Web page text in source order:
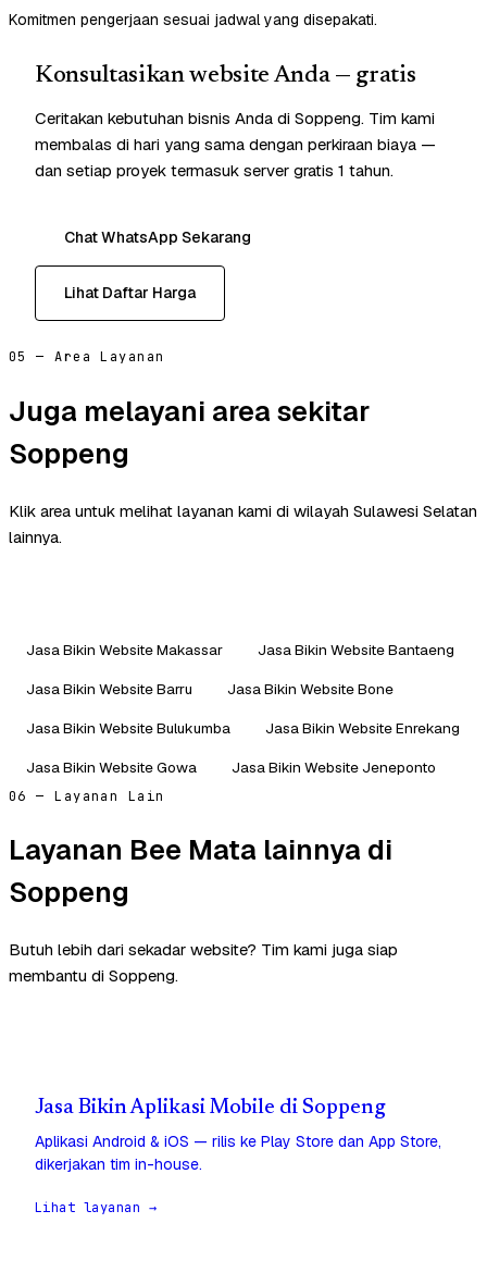
Komitmen pengerjaan sesuai jadwal yang disepakati.
Konsultasikan website Anda — gratis
Ceritakan kebutuhan bisnis Anda di Soppeng. Tim kami
membalas di hari yang sama dengan perkiraan biaya —
dan setiap proyek termasuk server gratis 1 tahun.
Chat WhatsApp Sekarang
Lihat Daftar Harga
05 — Area Layanan
Juga melayani area sekitar
Soppeng
Klik area untuk melihat layanan kami di wilayah Sulawesi Selatan
lainnya.
Jasa Bikin Website Makassar
Jasa Bikin Website Bantaeng
Jasa Bikin Website Barru
Jasa Bikin Website Bone
Jasa Bikin Website Bulukumba
Jasa Bikin Website Enrekang
Jasa Bikin Website Gowa
Jasa Bikin Website Jeneponto
06 — Layanan Lain
Layanan Bee Mata lainnya di
Soppeng
Butuh lebih dari sekadar website? Tim kami juga siap
membantu di Soppeng.
Jasa Bikin Aplikasi Mobile di Soppeng
Aplikasi Android & iOS — rilis ke Play Store dan App Store,
dikerjakan tim in-house.
Lihat layanan →